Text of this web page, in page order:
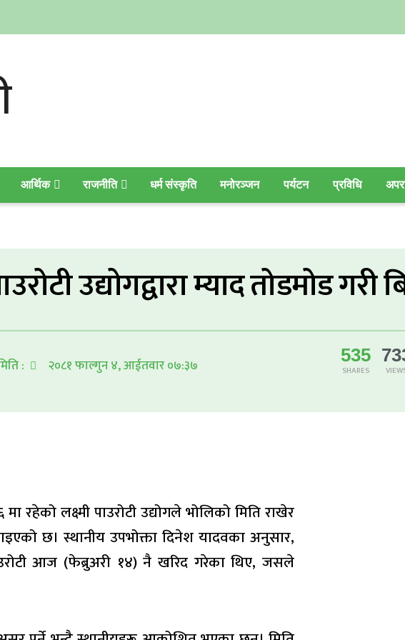
आर्थिक राजनीति धर्म संस्कृति मनोरञ्जन पर्यटन प्रविधि
उद्योगद्वारा म्याद तोडमोड गरी
: २०८१ फाल्गुन ४, आईतवार ०७:३७ 535
SHARES
रहेको लक्ष्मी पाउरोटी उद्योगले भोलिको मिति राखेर
छ। स्थानीय उपभोक्ता दिनेश यादवका अनुसार,
आज (फेब्रुअरी १४) नै खरिद गरेका थिए, जसले